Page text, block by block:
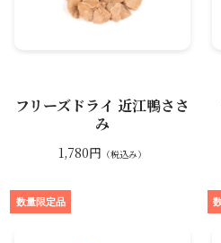
フリーズドライ 近江鴨ささ
み
1,780円 （税込み）